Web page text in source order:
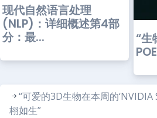
现代自然语言处理
(NLP)：详细概述第4部
分：最...
“生
“可爱的3D生物在本周的
栩如生”